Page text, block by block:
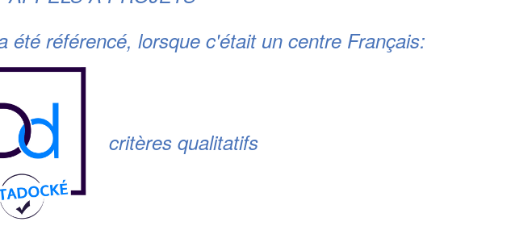
été référencé, lorsque c'était un centre Français:
critères qualitatifs